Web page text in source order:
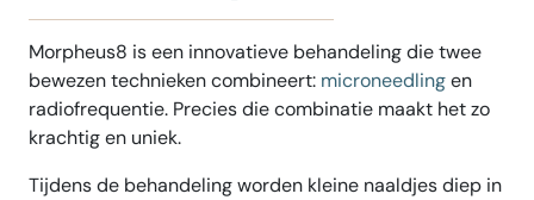
Morpheus8 is een innovatieve behandeling die twee
bewezen technieken combineert: microneedlingen
radiofrequentie. Precies die combinatie maakt het zo
krachtig en uniek.
Tijdens de behandeling worden kleine naaldjes diep in